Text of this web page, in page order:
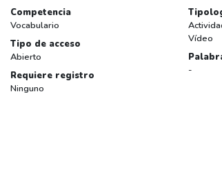
Competencia
Vocabulario
Tipo de acceso
Abierto
Requiere registro
Ninguno
Vídeo
-